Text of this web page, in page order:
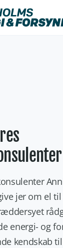
jer om el
energi- og
kendskab